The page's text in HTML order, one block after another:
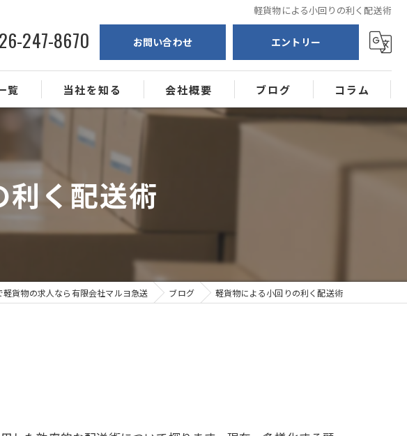
軽貨物による小回りの利く配送術
247-8670 お問い合わせ エントリー
覧 当社を知る
ルート配送
業務委託
正社員
会社概要 ブログ コラム
く配送術
軽貨物の求人なら有限会社マルヨ急送 ブログ 軽貨物による小回りの利く配送術